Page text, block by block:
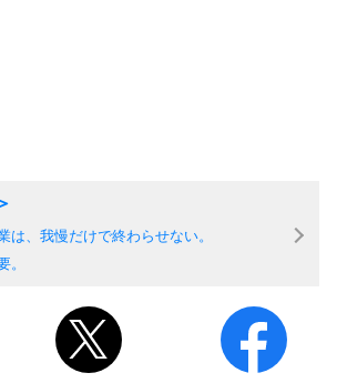
は、我慢だけで終わらせない。
。